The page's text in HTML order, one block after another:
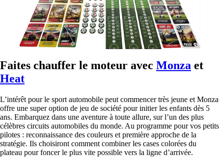
Faites chauffer le moteur avec Monza et
Heat
L’intérêt pour le sport automobile peut commencer très jeune et Monza
offre une super option de jeu de société pour initier les enfants dès 5
ans. Embarquez dans une aventure à toute allure, sur l’un des plus
célèbres circuits automobiles du monde. Au programme pour vos petits
pilotes : reconnaissance des couleurs et première approche de la
stratégie. Ils choisiront comment combiner les cases colorées du
plateau pour foncer le plus vite possible vers la ligne d’arrivée.